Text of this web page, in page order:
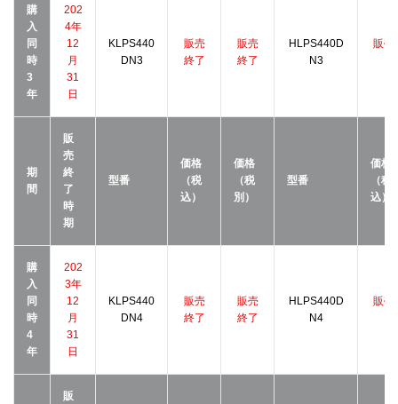
購
入
同
時
3
年
202
4年
12
月
31
日
KLPS440
DN3
販売
終了
販売
終了
HLPS440D
N3
販売
期
間
販
売
終
了
時
期
型番
価格
（税
込）
価格
（税
別）
型番
価格
（税
込）
購
入
同
時
4
年
202
3年
12
月
31
日
KLPS440
DN4
販売
終了
販売
終了
HLPS440D
N4
販売
販